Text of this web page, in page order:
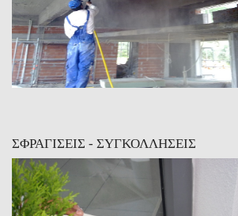
ΣΦΡΑΓΙΣΕΙΣ - ΣΥΓΚΟΛΛΗΣΕΙΣ